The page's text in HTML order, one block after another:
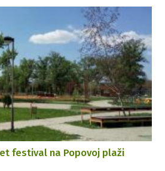
festival na Popovoj plaži